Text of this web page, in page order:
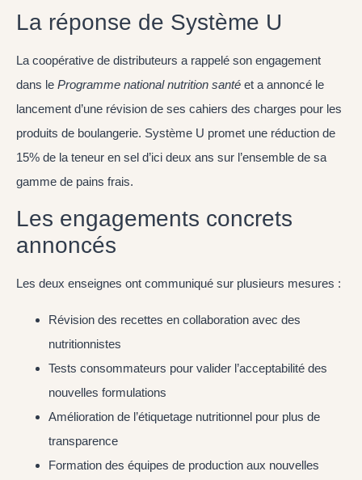
La réponse de Système U
La coopérative de distributeurs a rappelé son engagement
dans le Programme national nutrition santé et a annoncé le
lancement d’une révision de ses cahiers des charges pour les
produits de boulangerie. Système U promet une réduction de
15% de la teneur en sel d’ici deux ans sur l’ensemble de sa
gamme de pains frais.
Les engagements concrets
annoncés
Les deux enseignes ont communiqué sur plusieurs mesures :
Révision des recettes en collaboration avec des
nutritionnistes
Tests consommateurs pour valider l’acceptabilité des
nouvelles formulations
Amélioration de l’étiquetage nutritionnel pour plus de
transparence
Formation des équipes de production aux nouvelles